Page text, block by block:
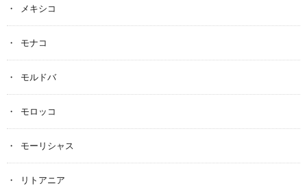
メキシコ
モナコ
モルドバ
モロッコ
モーリシャス
リトアニア